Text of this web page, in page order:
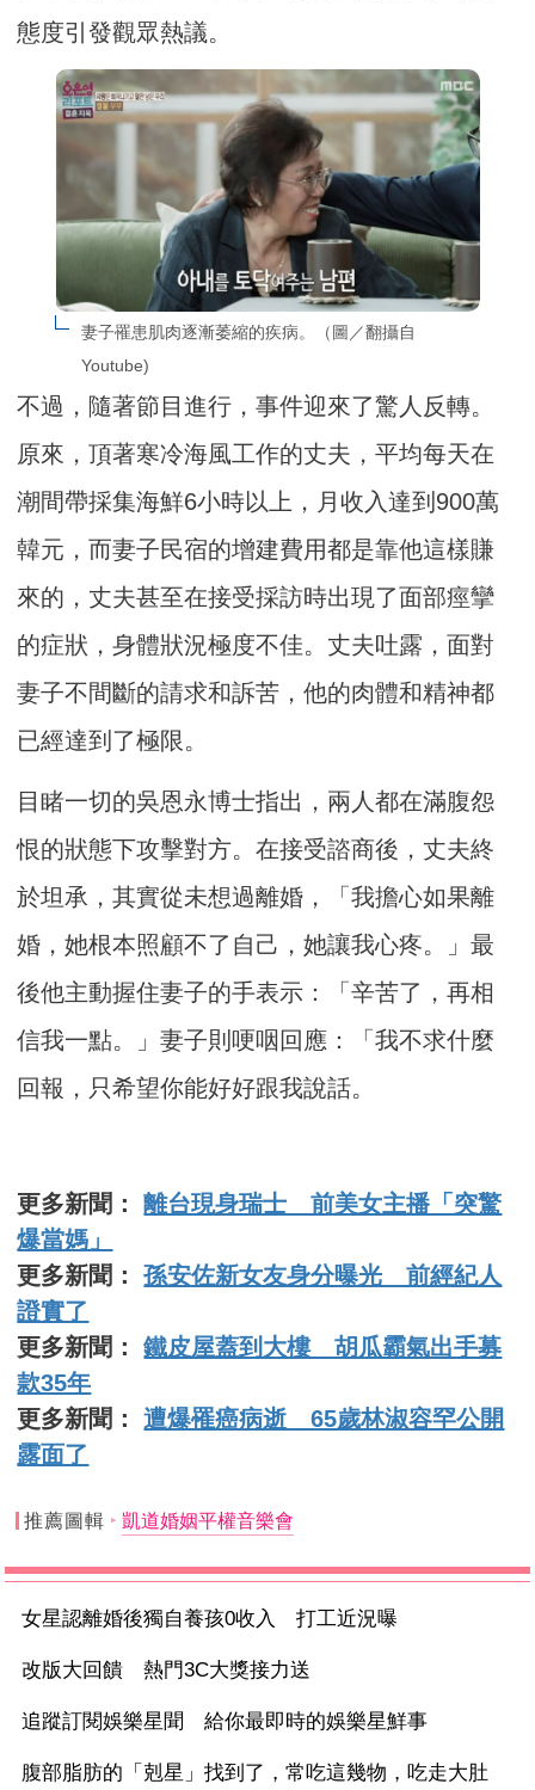
態度引發觀眾熱議。
妻子罹患肌肉逐漸萎縮的疾病。（圖／翻攝自
Youtube)
不過，隨著節目進行，事件迎來了驚人反轉。
原來，頂著寒冷海風工作的丈夫，平均每天在
潮間帶採集海鮮6小時以上，月收入達到900萬
韓元，而妻子民宿的增建費用都是靠他這樣賺
來的，丈夫甚至在接受採訪時出現了面部痙攣
的症狀，身體狀況極度不佳。丈夫吐露，面對
妻子不間斷的請求和訴苦，他的肉體和精神都
已經達到了極限。
目睹一切的吳恩永博士指出，兩人都在滿腹怨
恨的狀態下攻擊對方。在接受諮商後，丈夫終
於坦承，其實從未想過離婚，「我擔心如果離
婚，她根本照顧不了自己，她讓我心疼。」最
後他主動握住妻子的手表示：「辛苦了，再相
信我一點。」妻子則哽咽回應：「我不求什麼
回報，只希望你能好好跟我說話。
更多新聞：離台現身瑞士 前美女主播「突驚
爆當媽」
更多新聞：孫安佐新女友身分曝光 前經紀人
證實了
更多新聞：鐵皮屋蓋到大樓 胡瓜霸氣出手募
款35年
更多新聞：遭爆罹癌病逝 65歲林淑容罕公開
露面了
推薦圖輯 凱道婚姻平權音樂會
女星認離婚後獨自養孩0收入 打工近況曝
改版大回饋 熱門3C大獎接力送
追蹤訂閱娛樂星聞 給你最即時的娛樂星鮮事
腹部脂肪的「剋星」找到了，常吃這幾物，吃走大肚